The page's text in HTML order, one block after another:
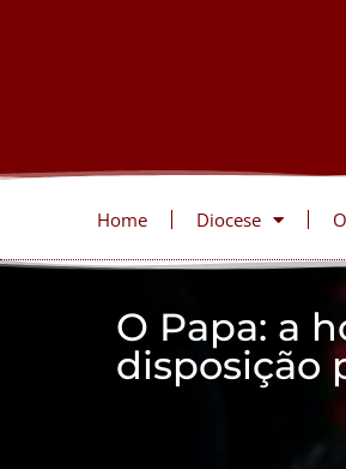
Home Diocese
O Papa: a
disposição